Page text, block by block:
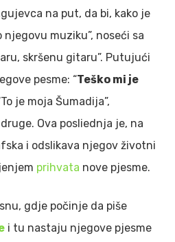
na put, da bi, kako je
njegovu muziku”, noseći sa
skršenu gitaru”. Putujući
pesme: “Teško mi je
je moja Šumadija”,
Ova posliednja je, na
i odslikava njegov životni
prihvata nove pjesme.
gdje počinje da piše
i tu nastaju njegove pjesme